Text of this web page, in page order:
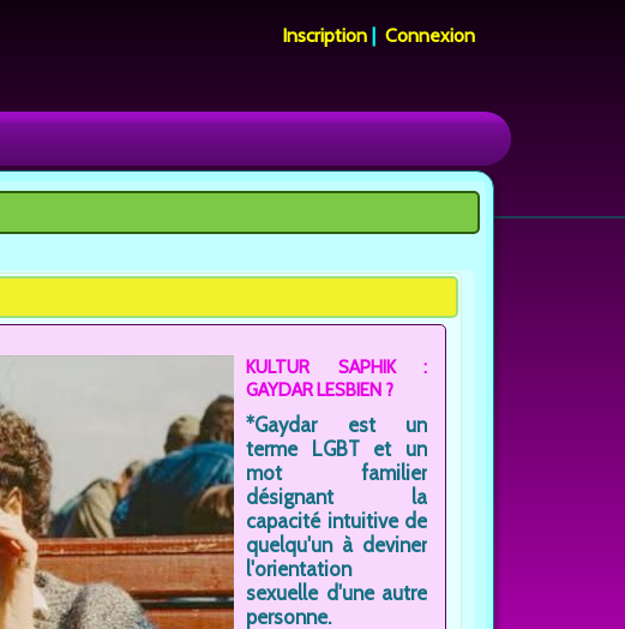
Inscription |Connexion
KULTUR SAPHIK :
GAYDAR LESBIEN ?
*Gaydar est un
terme LGBT et un
mot familier
désignant la
capacité intuitive de
quelqu'un à deviner
l'orientation
sexuelle d'une autre
personne.